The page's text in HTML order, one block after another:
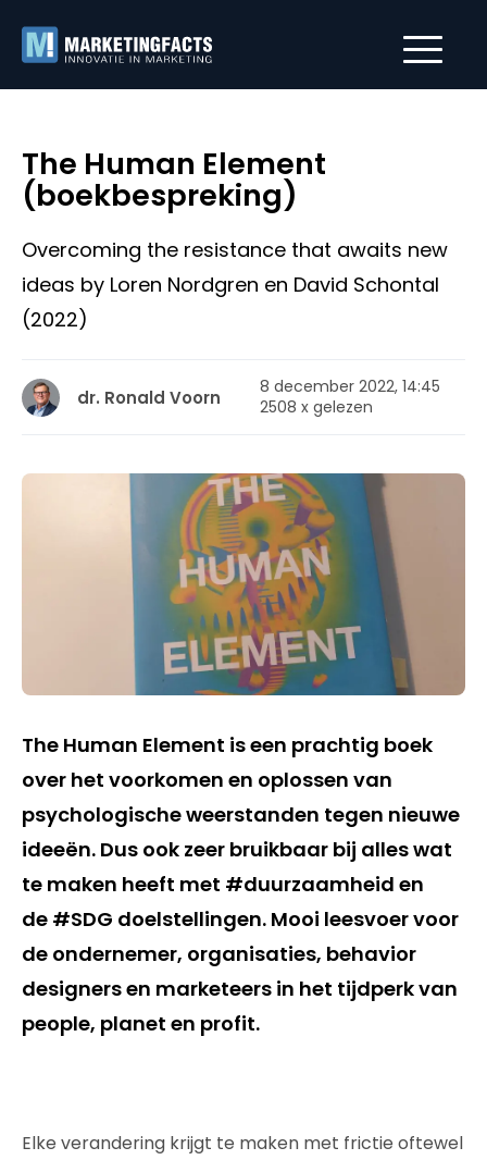
The Human Element
(boekbespreking)
Overcoming the resistance that awaits new
ideas by Loren Nordgren en David Schontal
(2022)
dr. Ronald Voorn
8 december 2022, 14:45
2508 x gelezen
The Human Element is een prachtig boek
over het voorkomen en oplossen van
psychologische weerstanden tegen nieuwe
ideeën. Dus ook zeer bruikbaar bij alles wat
te maken heeft met #duurzaamheid en
de #SDG doelstellingen. Mooi leesvoer voor
de ondernemer, organisaties, behavior
designers en marketeers in het tijdperk van
people, planet en profit.
Elke verandering krijgt te maken met frictie oftewel